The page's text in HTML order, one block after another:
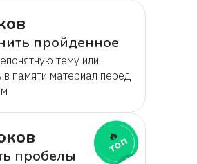
пройденное
тему или
в памяти материал перед
пробелы
🔥
топ